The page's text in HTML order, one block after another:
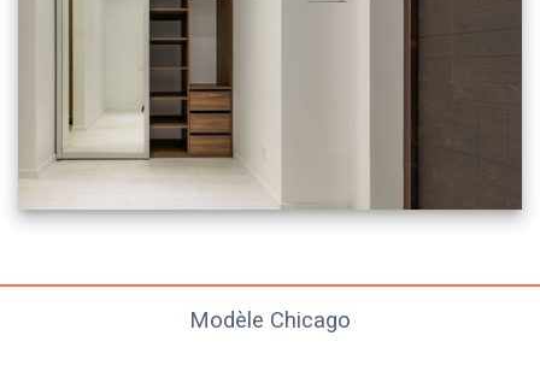
Modèle Chicago